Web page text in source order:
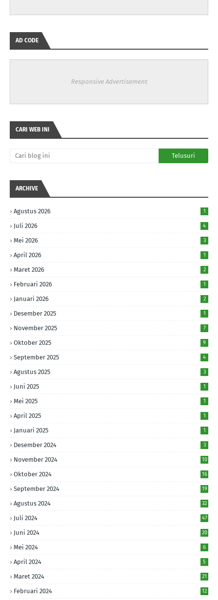
AD CODE
Responsive Advertisement
CARI WEB INI
ARCHIVE
Agustus 2026 1
Juli 2026 4
Mei 2026 3
April 2026 1
Maret 2026 2
Februari 2026 1
Januari 2026 2
Desember 2025 1
November 2025 7
Oktober 2025 9
September 2025 4
Agustus 2025 3
Juni 2025 1
Mei 2025 1
April 2025 1
Januari 2025 1
Desember 2024 3
November 2024 10
Oktober 2024 16
September 2024 19
Agustus 2024 32
Juli 2024 47
Juni 2024 20
Mei 2024 6
April 2024 5
Maret 2024 21
Februari 2024 12